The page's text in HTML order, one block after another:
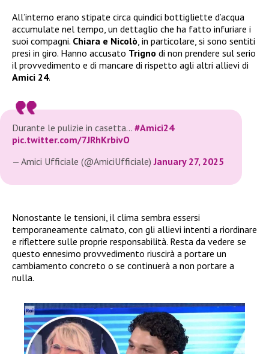
All’interno erano stipate circa quindici bottigliette d’acqua
accumulate nel tempo, un dettaglio che ha fatto infuriare i
suoi compagni. Chiara e Nicolò, in particolare, si sono sentiti
presi in giro. Hanno accusato Trigno di non prendere sul serio
il provvedimento e di mancare di rispetto agli altri allievi di
Amici 24.
Durante le pulizie in casetta… #Amici24
pic.twitter.com/7JRhKrbivO
— Amici Ufficiale (@AmiciUfficiale)January 27, 2025
Nonostante le tensioni, il clima sembra essersi
temporaneamente calmato, con gli allievi intenti a riordinare
e riflettere sulle proprie responsabilità. Resta da vedere se
questo ennesimo provvedimento riuscirà a portare un
cambiamento concreto o se continuerà a non portare a
nulla.